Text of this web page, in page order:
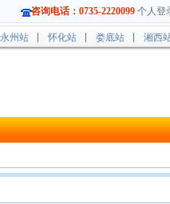
咨询电话：0735-2220099 个人登
永州站 怀化站 娄底站 湘西